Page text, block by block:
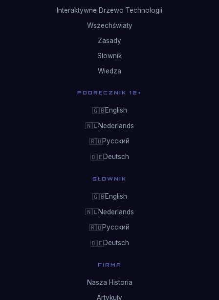
Interaktywne Drzewo Technologii
Wszechświaty
Zasady
Słownik
Wiedza
PODRĘCZNIK 12+
🇬🇧English
🇳🇱Nederlands
🇷🇺Русский
🇩🇪Deutsch
SŁOWNIK
🇬🇧English
🇳🇱Nederlands
🇷🇺Русский
🇩🇪Deutsch
FIRMA
Nasza Historia
Artykuły